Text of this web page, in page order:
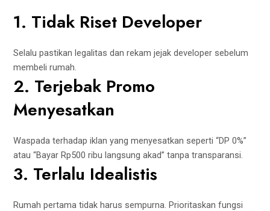
1. Tidak Riset Developer
Selalu pastikan legalitas dan rekam jejak developer sebelum
membeli rumah.
2. Terjebak Promo
Menyesatkan
Waspada terhadap iklan yang menyesatkan seperti “DP 0%”
atau “Bayar Rp500 ribu langsung akad” tanpa transparansi.
3. Terlalu Idealistis
Rumah pertama tidak harus sempurna. Prioritaskan fungsi